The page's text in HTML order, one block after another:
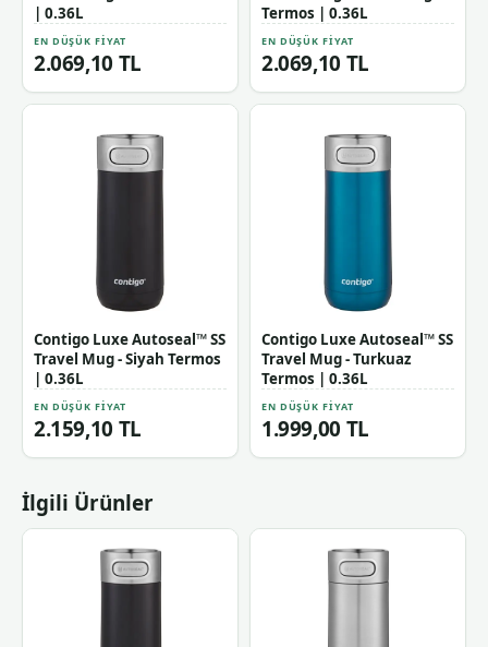
| 0.36L
EN DÜŞÜK FIYAT
2.069,10 TL
Termos | 0.36L
EN DÜŞÜK FIYAT
2.069,10 TL
Contigo Luxe Autoseal™ SS
Travel Mug - Siyah Termos
| 0.36L
EN DÜŞÜK FIYAT
2.159,10 TL
Contigo Luxe Autoseal™ SS
Travel Mug - Turkuaz
Termos | 0.36L
EN DÜŞÜK FIYAT
1.999,00 TL
İlgili Ürünler